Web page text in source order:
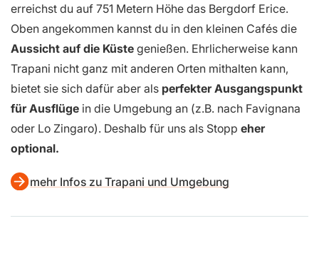
erreichst du auf 751 Metern Höhe das Bergdorf Erice.
Oben angekommen kannst du in den kleinen Cafés die
Aussicht auf die Küste genießen. Ehrlicherweise kann
Trapani nicht ganz mit anderen Orten mithalten kann,
bietet sie sich dafür aber als perfekter Ausgangspunkt
für Ausflüge in die Umgebung an (z.B. nach Favignana
oder Lo Zingaro). Deshalb für uns als Stopp eher
optional.
mehr Infos zu Trapani und Umgebung